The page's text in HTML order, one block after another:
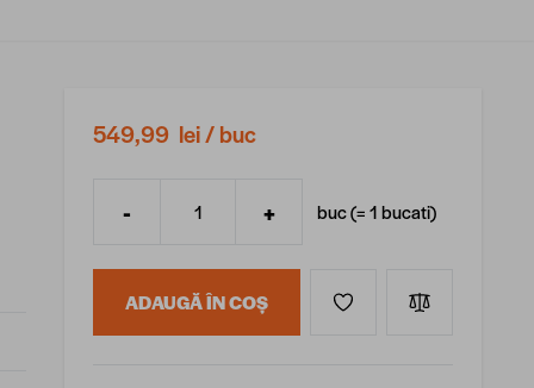
549,99 lei/ buc
Cantitate
- + buc (=1bucati)
ADAUGĂ ÎN COȘ